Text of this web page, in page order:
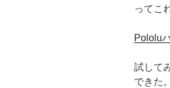
ってこ
Pololu
試して
できた